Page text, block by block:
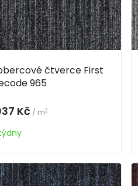
čtverce First
965
Kč / m2